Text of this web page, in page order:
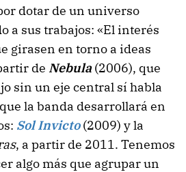
dotar de un universo
a sus trabajos: «El interés
girasen en torno a ideas
de Nebula(2006), que
sin un eje central sí habla
la banda desarrollará en
Sol Invicto(2009) y la
, a partir de 2011. Tenemos
algo más que agrupar un